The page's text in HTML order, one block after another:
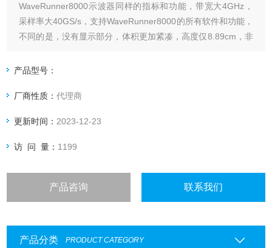
WaveRunner8000示波器同样的指标和功能，带宽大4GHz，
采样率大40GS/s，支持WaveRunner8000的所有软件和功能，
不同的是，没有显示部分，体积更加紧凑，高度仅8.89cm，非
产品型号：
厂商性质：代理商
更新时间： 2023-12-23
访 问 量： 1199
产品咨询 联系我们
产品分类 PRODUCT CATEGORY